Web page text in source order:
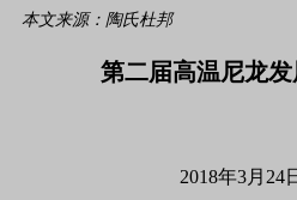
本文来源：陶氏杜邦
第二届高温尼龙
2018年3月24